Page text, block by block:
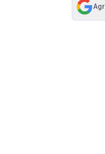
abre en